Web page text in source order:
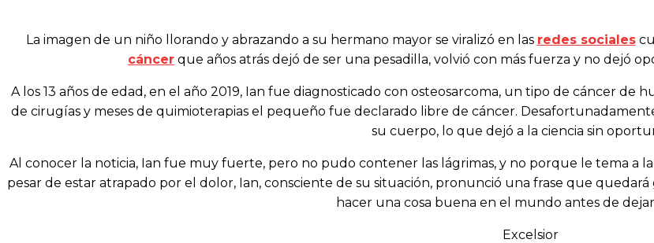
La imagen de un niño llorando y abrazando a su hermano mayor se viralizó en las redes sociales
cáncer que años atrás dejó de ser una pesadilla, volvió con más fuerza y no dejó
A los 13 años de edad, en el año 2019, Ian fue diagnosticado con osteosarcoma, un tipo de cáncer
de cirugías y meses de quimioterapias el pequeño fue declarado libre de cáncer.
su cuerpo, lo que dejó a la ciencia sin
Al conocer la noticia, Ian fue muy fuerte, pero no pudo contener las lágrimas, y no porque le tema a
pesar de estar atrapado por el dolor, Ian, consciente de su situación, pronunció una frase que
hacer una cosa buena en el mundo antes de
Excelsior